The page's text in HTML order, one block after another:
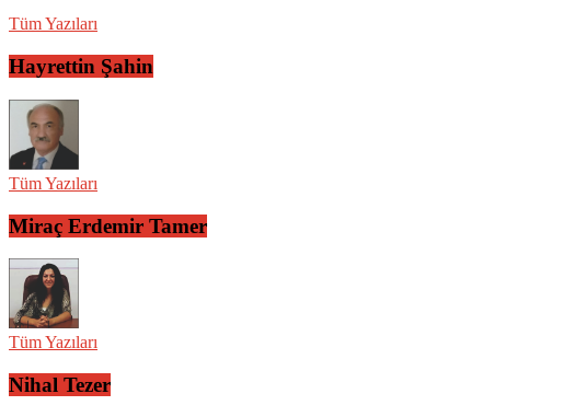
Tüm Yazıları
Hayrettin Şahin
Tüm Yazıları
Miraç Erdemir Tamer
Tüm Yazıları
Nihal Tezer